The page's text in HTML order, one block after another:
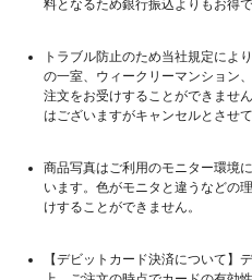
料となるため銀行振込よりもお得
トラブル防止のため当社規定によ
の一室、ウィークリーマンション
注文をお受けすることができませ
はございますがキャンセルとさせて
商品写真はご利用のモニター環境
います。色がモニタと違うなどの
けすることができません。
【デビットカード決済について】